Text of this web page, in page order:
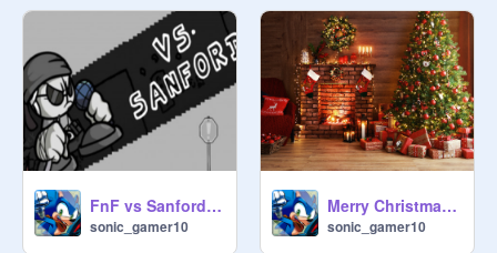
FnF vs Sanford #games
sonic_gamer10
Merry Christmas!!!
sonic_gamer10